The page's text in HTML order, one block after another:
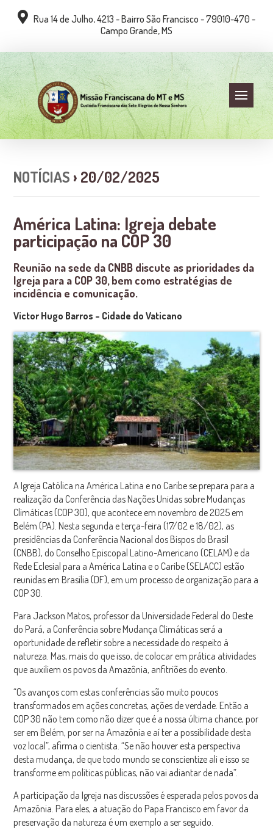
Rua 14 de Julho, 4213 - Bairro São Francisco - 79010-470 -
Campo Grande, MS
NOTÍCIAS › 20/02/2025
América Latina: Igreja debate
participação na COP 30
Reunião na sede da CNBB discute as prioridades da
Igreja para a COP 30, bem como estratégias de
incidência e comunicação.
Victor Hugo Barros – Cidade do Vaticano
A Igreja Católica na América Latina e no Caribe se prepara para a
realização da Conferência das Nações Unidas sobre Mudanças
Climáticas (COP 30), que acontece em novembro de 2025 em
Belém (PA). Nesta segunda e terça-feira (17/02 e 18/02), as
presidências da Conferência Nacional dos Bispos do Brasil
(CNBB), do Conselho Episcopal Latino-Americano (CELAM) e da
Rede Eclesial para a América Latina e o Caribe (SELACC) estão
reunidas em Brasília (DF), em um processo de organização para a
COP 30.
Para Jackson Matos, professor da Universidade Federal do Oeste
do Pará, a Conferência sobre Mudança Climáticas será a
oportunidade de refletir sobre a necessidade do respeito à
natureza. Mas, mais do que isso, de colocar em prática atividades
que auxiliem os povos da Amazônia, anfitriões do evento.
“Os avanços com estas conferências são muito poucos
transformados em ações concretas, ações de verdade. Então a
COP 30 não tem como não dizer que é a nossa última chance, por
ser em Belém, por ser na Amazônia e aí ter a possibilidade desta
voz local”, afirma o cientista. “Se não houver esta perspectiva
desta mudança, de que todo mundo se conscientize ali e isso se
transforme em políticas públicas, não vai adiantar de nada”.
A participação da Igreja nas discussões é esperada pelos povos da
Amazônia. Para eles, a atuação do Papa Francisco em favor da
preservação da natureza é um exemplo a ser seguido.